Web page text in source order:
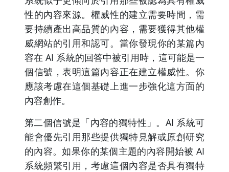
性的內容來源。權威性的建立需要時間，需
要持續產出高品質的內容，需要獲得其他權
威網站的引用和認可。當你發現你的某篇內
容在 AI 系統的回答中被引用時，這可能是一
個信號，表明這篇內容正在建立權威性。你
應該考慮在這個基礎上進一步強化這方面的
內容創作。
第二個信號是「內容的獨特性」。AI 系統可
能會優先引用那些提供獨特見解或原創研究
的內容。如果你的某個主題的內容開始被 AI
系統頻繁引用，考慮這個內容是否具有獨特